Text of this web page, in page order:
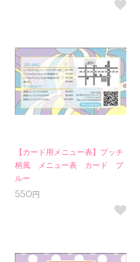
【カード用メニュー表】プッチ
柄風 メニュー表 カード ブ
ルー
550円